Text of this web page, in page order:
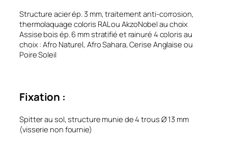
Structure acier ép. 3 mm, traitement anti-corrosion,
thermolaquage coloris RAL ou AkzoNobel au choix
Assise bois ép. 6 mm stratifié et rainuré 4 coloris au
choix : Afro Naturel, Afro Sahara, Cerise Anglaise ou
Poire Soleil
Fixation :
Spitter au sol, structure munie de 4 trous Ø 13 mm
(visserie non fournie)